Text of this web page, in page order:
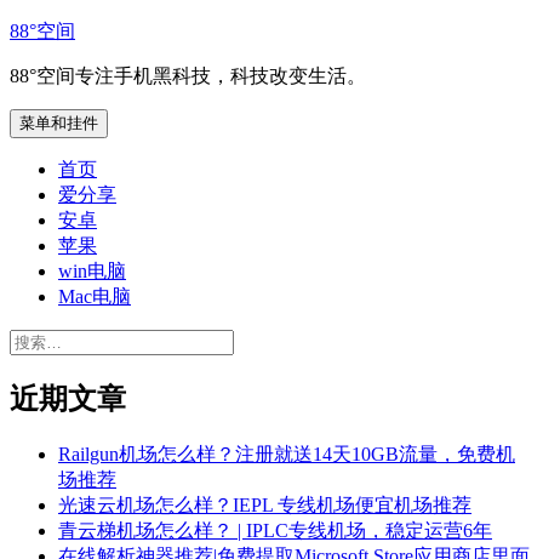
跳
内
容
88°空间
88°空间专注手机黑科技，科技改变生活。
菜单和挂件
首页
爱分享
安卓
苹果
win电脑
Mac电脑
搜
近期文章
Railgun机场怎么样？注册就送14天10GB流量，免费机
场推荐
光速云机场怎么样？IEPL 专线机场便宜机场推荐
青云梯机场怎么样？ | IPLC专线机场，稳定运营6年